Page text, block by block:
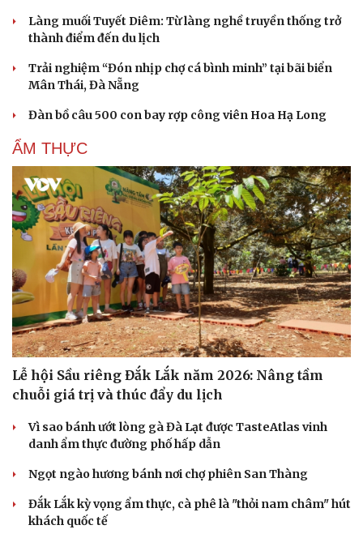
Làng muối Tuyết Diêm: Từ làng nghề truyền thống trở
thành điểm đến du lịch
Trải nghiệm “Đón nhịp chợ cá bình minh” tại bãi biển
Mân Thái, Đà Nẵng
Đàn bồ câu 500 con bay rợp công viên Hoa Hạ Long
ẨM THỰC
Lễ hội Sầu riêng Đắk Lắk năm 2026: Nâng tầm
chuỗi giá trị và thúc đẩy du lịch
Vì sao bánh ướt lòng gà Đà Lạt được TasteAtlas vinh
danh ẩm thực đường phố hấp dẫn
Ngọt ngào hương bánh nơi chợ phiên San Thàng
Đắk Lắk kỳ vọng ẩm thực, cà phê là "thỏi nam châm" hút
khách quốc tế